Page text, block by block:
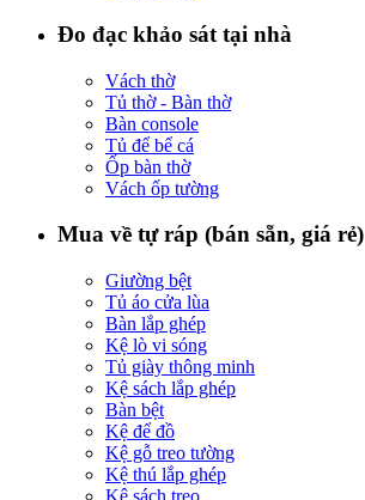
Đo đạc khảo sát tại nhà
Vách thờ
Tủ thờ - Bàn thờ
Bàn console
Tủ để bể cá
Ốp bàn thờ
Vách ốp tường
Mua về tự ráp (bán sẵn, giá rẻ)
Giường bệt
Tủ áo cửa lùa
Bàn lắp ghép
Kệ lò vi sóng
Tủ giày thông minh
Kệ sách lắp ghép
Bàn bệt
Kệ để đồ
Kệ gỗ treo tường
Kệ thú lắp ghép
Kệ sách treo